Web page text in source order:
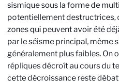
sismique sous la forme de
potentiellement destructrices,
zones qui peuvent avoir été
par le séisme principal, même
généralement plus faibles. On
répliques décroît au cours du
cette décroissance reste